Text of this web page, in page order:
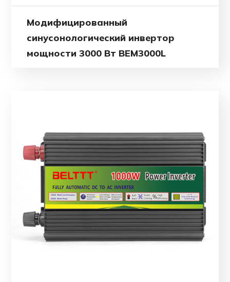
Модифицированный
синусонологический инвертор
мощности 3000 Вт BEM3000L